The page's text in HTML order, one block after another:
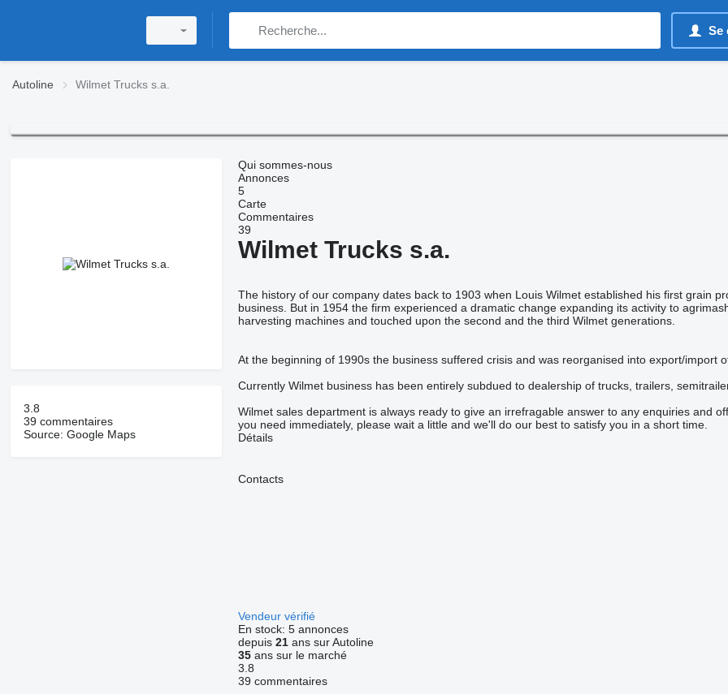
Se
Autoline Wilmet Trucks s.a.
3.8
39 commentaires
Source: Google Maps
Qui sommes-nous
Annonces
5
Carte
Commentaires
39
Wilmet Trucks s.a.
The history of our company dates back to 1903 when Louis Wilmet established his first grain
business. But in 1954 the firm experienced a dramatic change expanding its activity to
harvesting machines and touched upon the second and the third Wilmet generations.
At the beginning of 1990s the business suffered crisis and was reorganised into export/import
Currently Wilmet business has been entirely subdued to dealership of trucks, trailers,
Wilmet sales department is always ready to give an irrefragable answer to any enquiries and
you need immediately, please wait a little and we'll do our best to satisfy you in a short time.
Détails
Contacts
Vendeur vérifié
En stock: 5 annonces
depuis 21ans sur Autoline
35ans sur le marché
3.8
39 commentaires